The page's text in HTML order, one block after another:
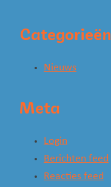
Categorieën
Nieuws
Meta
Login
Berichten feed
Reacties feed